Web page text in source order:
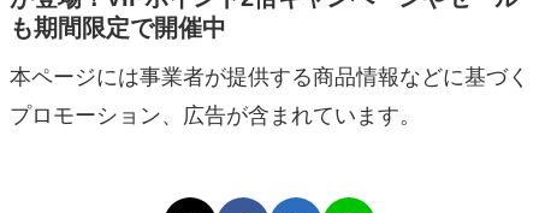
も期間限定で開催中
本ページには事業者が提供する商品情報などに基づく
プロモーション、広告が含まれています。